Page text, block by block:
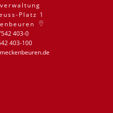
Platz 1
403-0
403-100